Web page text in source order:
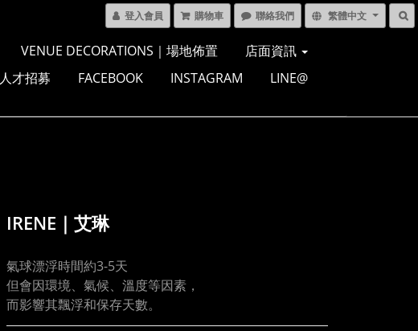
登入會員 購物車 聯絡我們 繁體中文
VENUE DECORATIONS｜場地佈置
店面資訊
人才招募
FACEBOOK INSTAGRAM LINE@
IRENE｜艾琳
氣球漂浮時間約3-5天
但會因環境、氣候、溫度等因素，
而影響其飄浮和保存天數。